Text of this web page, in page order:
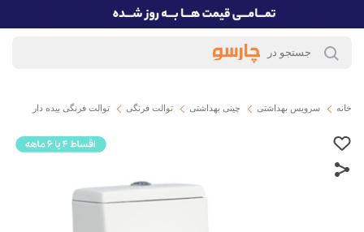
خانه سرویس بهداشتی چینی بهداشتی توالت فرنگی توالت فرنگی بیده دار